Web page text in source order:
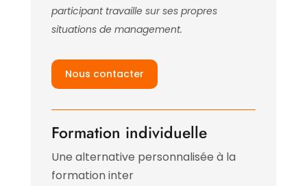
participant travaille sur ses propres
situations de management.
Nous contacter
Formation individuelle
Une alternative personnalisée à la
formation inter